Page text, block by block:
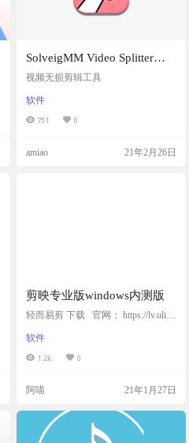
SolveigMM Video Splitter
Business Edition v7.x 最新版
视频无损剪辑工具
软件
751 0
amiao 21年2月26日
剪映专业版windows内测版
轻而易剪 下载 官网： https://lv.ulike
软件
1.2k 0
阿喵 21年1月27日